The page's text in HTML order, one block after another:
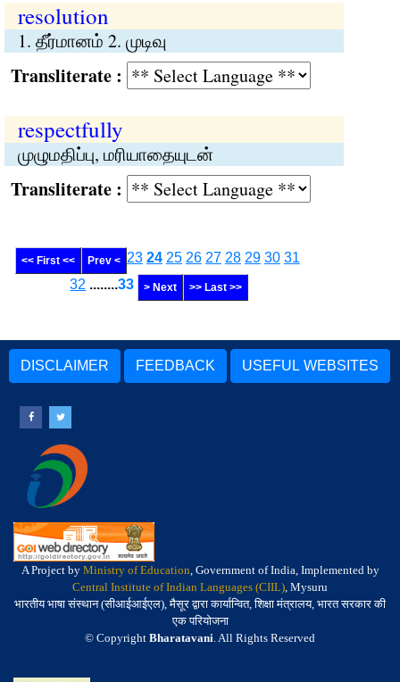
resolution
1. தீர்மானம் 2. முடிவு
:
respectfully
முழுமதிப்பு, மரியாதையுடன்
:
<< First << Prev < 23 24 25 26 27 28 29 30 31
32 ........33 > Next >> Last >>
DISCLAIMER FEEDBACK USEFUL WEBSITES
A Project by Ministry of Education, Government of India, Implemented by
Central Institute of Indian Languages (CIIL), Mysuru
भारतीय भाषा संस्थान (सीआईआईएल), मैसूर द्वारा कार्यान्वित, शिक्षा मंत्रालय, भारत सरकार की
एक परियोजना
© Copyright Bharatavani. All Rights Reserved